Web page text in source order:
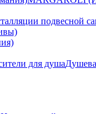
подвесной
для душа